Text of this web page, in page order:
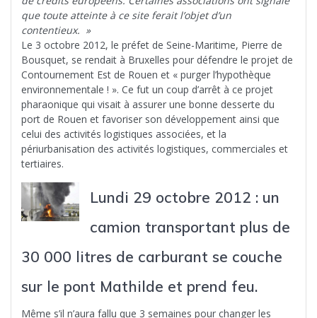
que toute atteinte à ce site ferait l’objet d’un
contentieux. »
Le 3 octobre 2012, le préfet de Seine-Maritime, Pierre de
Bousquet, se rendait à Bruxelles pour défendre le projet de
Contournement Est de Rouen et « purger l’hypothèque
environnementale ! ». Ce fut un coup d’arrêt à ce projet
pharaonique qui visait à assurer une bonne desserte du
port de Rouen et favoriser son développement ainsi que
celui des activités logistiques associées, et la
périurbanisation des activités logistiques, commerciales et
tertiaires.
Lundi 29 octobre 2012 : un
camion transportant plus de
30 000 litres de carburant se couche
sur le pont Mathilde et prend feu.
Même s’il n’aura fallu que 3 semaines pour changer les